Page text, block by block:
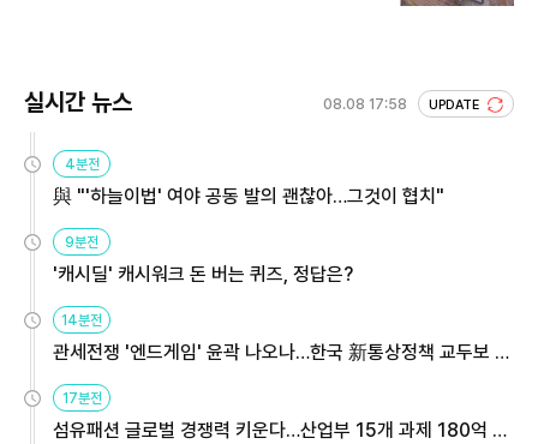
실시간 뉴스 08.08 17:58 UPDATE
4분전
與 "'하늘이법' 여야 공동 발의 괜찮아…그것이 협치"
9분전
'캐시딜' 캐시워크 돈 버는 퀴즈, 정답은?
14분전
관세전쟁 '엔드게임' 윤곽 나오나…한국 新통상정책 교두보 활
용해야
17분전
섬유패션 글로벌 경쟁력 키운다…산업부 15개 과제 180억 지